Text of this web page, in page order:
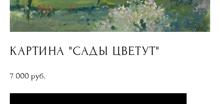
КАРТИНА "САДЫ ЦВЕТУТ"
7 000 pуб.